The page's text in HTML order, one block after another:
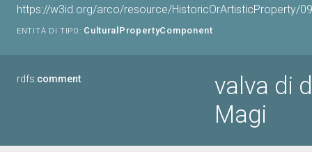
https://w3id.org/arco/resource/HistoricOrArtisticProperty/
ENTITÀ DI TIPO: CulturalPropertyComponent
rdfs:comment
valva di
Magi